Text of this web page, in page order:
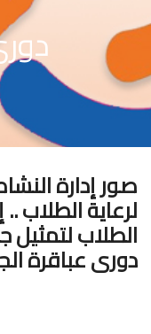
صور إدارة
لرعاية الطلاب
الطلاب
دورى عباقرة